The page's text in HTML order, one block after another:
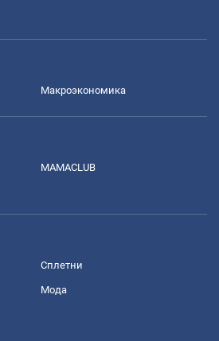
Mакроэкономика
MAMACLUB
Сплетни
Мода